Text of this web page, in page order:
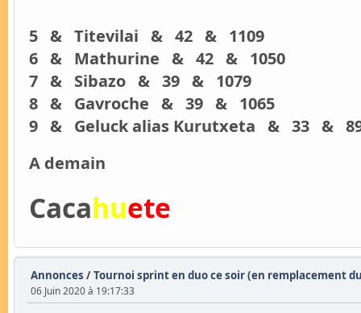
5 & Titevilai & 42 & 1109
6 & Mathurine & 42 & 1050
7 & Sibazo & 39 & 1079
8 & Gavroche & 39 & 1065
9 & Geluck alias Kurutxeta & 33 &
A demain
Cacahuete
Annonces /Tournoi sprint en duo ce soir (en remplacement
06 Juin 2020 à 19:17:33